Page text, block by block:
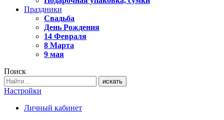
Праздники
Свадьба
День Рождения
14 Февраля
8 Марта
9 мая
Поиск
искать
Настройки
Личный кабинет